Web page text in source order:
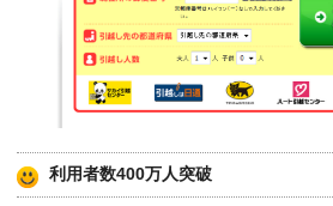
利用者数400万人突破